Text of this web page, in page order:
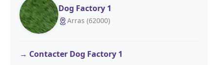
Dog Factory 1
Arras (62000)
Contacter Dog Factory 1